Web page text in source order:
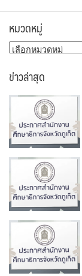
หมวดหมู่
หมวด
ข่าวล่าสุด